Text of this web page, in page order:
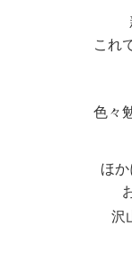
これ
色々
ほ
沢